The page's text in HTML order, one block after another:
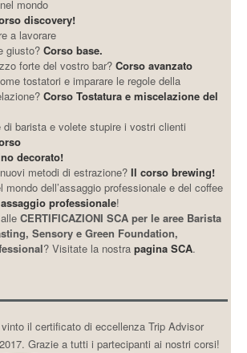
mondo
discovery!
a lavorare
giusto? Corso base.
forte del vostro bar?Corso avanzato
tostatori e imparare le regole della
Corso Tostatura e miscelazione del
di barista e volete stupire i vostri clienti
decorato!
metodi di estrazione?Il corso brewing!
mondo dell’assaggio professionale e del coffee
assaggio professionale!
alleCERTIFICAZIONI SCA per le aree Barista
Sensory e Green Foundation,
? Visitate la nostrapagina SCA.
il certificato di eccellenza Trip Advisor
Grazie a tutti i partecipanti ai nostri corsi!